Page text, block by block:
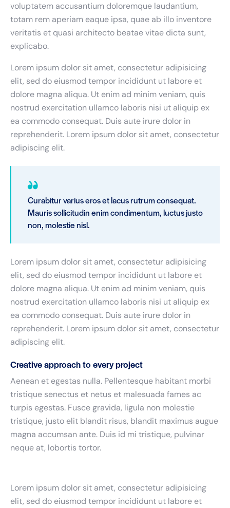
voluptatem accusantium doloremque laudantium,
totam rem aperiam eaque ipsa, quae ab illo inventore
veritatis et quasi architecto beatae vitae dicta sunt,
explicabo.
Lorem ipsum dolor sit amet, consectetur adipisicing
elit, sed do eiusmod tempor incididunt ut labore et
dolore magna aliqua. Ut enim ad minim veniam, quis
nostrud exercitation ullamco laboris nisi ut aliquip ex
ea commodo consequat. Duis aute irure dolor in
reprehenderit. Lorem ipsum dolor sit amet, consectetur
adipiscing elit.
Curabitur varius eros et lacus rutrum consequat.
Mauris sollicitudin enim condimentum, luctus justo
non, molestie nisl.
Lorem ipsum dolor sit amet, consectetur adipisicing
elit, sed do eiusmod tempor incididunt ut labore et
dolore magna aliqua. Ut enim ad minim veniam, quis
nostrud exercitation ullamco laboris nisi ut aliquip ex
ea commodo consequat. Duis aute irure dolor in
reprehenderit. Lorem ipsum dolor sit amet, consectetur
adipiscing elit.
Creative approach to every project
Aenean et egestas nulla. Pellentesque habitant morbi
tristique senectus et netus et malesuada fames ac
turpis egestas. Fusce gravida, ligula non molestie
tristique, justo elit blandit risus, blandit maximus augue
magna accumsan ante. Duis id mi tristique, pulvinar
neque at, lobortis tortor.
Lorem ipsum dolor sit amet, consectetur adipisicing
elit, sed do eiusmod tempor incididunt ut labore et